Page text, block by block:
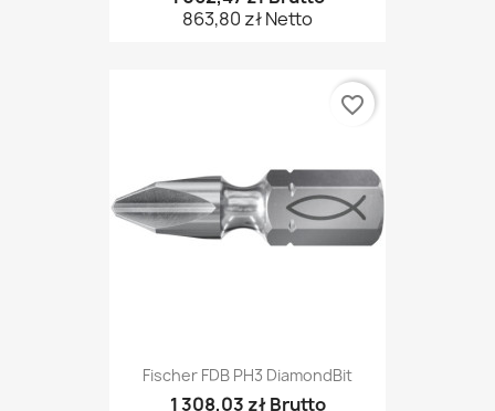
863,80 zł Netto
Fischer FDB PH3 DiamondBit
1 308,03 zł Brutto
favorite_border